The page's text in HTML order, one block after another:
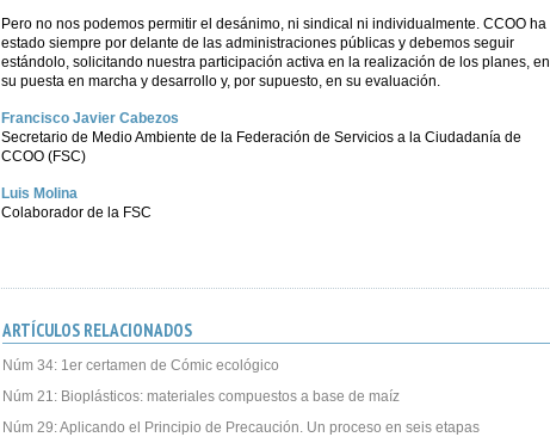
Pero no nos podemos permitir el desánimo, ni sindical ni individualmente. CCOO ha
estado siempre por delante de las administraciones públicas y debemos seguir
estándolo, solicitando nuestra participación activa en la realización de los planes, en
su puesta en marcha y desarrollo y, por supuesto, en su evaluación.
Francisco Javier Cabezos
Secretario de Medio Ambiente de la Federación de Servicios a la Ciudadanía de
CCOO (FSC)
Luis Molina
Colaborador de la FSC
ARTÍCULOS RELACIONADOS
Núm 34: 1er certamen de Cómic ecológico
Núm 21: Bioplásticos: materiales compuestos a base de maíz
Núm 29: Aplicando el Principio de Precaución. Un proceso en seis etapas